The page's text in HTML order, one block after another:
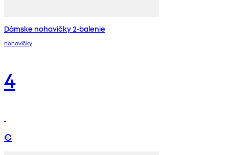
Dámske nohavičky 2-balenie
nohavičky
4
€